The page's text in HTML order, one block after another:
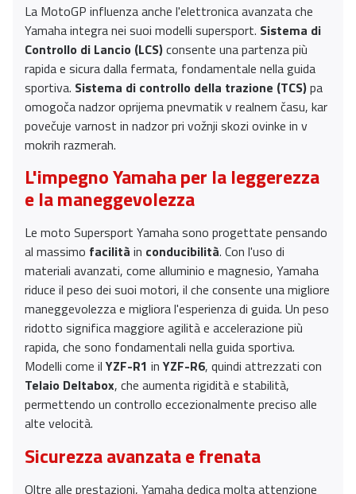
La MotoGP influenza anche l'elettronica avanzata che
Yamaha integra nei suoi modelli supersport. Sistema di
Controllo di Lancio (LCS)consente una partenza più
rapida e sicura dalla fermata, fondamentale nella guida
sportiva. Sistema di controllo della trazione (TCS)pa
omogoča nadzor oprijema pnevmatik v realnem času, kar
povečuje varnost in nadzor pri vožnji skozi ovinke in v
mokrih razmerah.
L'impegno Yamaha per la leggerezza
e la maneggevolezza
Le moto Supersport Yamaha sono progettate pensando
al massimo facilità in conducibilità. Con l'uso di
materiali avanzati, come alluminio e magnesio, Yamaha
riduce il peso dei suoi motori, il che consente una migliore
maneggevolezza e migliora l'esperienza di guida. Un peso
ridotto significa maggiore agilità e accelerazione più
rapida, che sono fondamentali nella guida sportiva.
Modelli come ilYZF-R1 inYZF-R6, quindi attrezzati con
Telaio Deltabox, che aumenta rigidità e stabilità,
permettendo un controllo eccezionalmente preciso alle
alte velocità.
Sicurezza avanzata e frenata
Oltre alle prestazioni, Yamaha dedica molta attenzione